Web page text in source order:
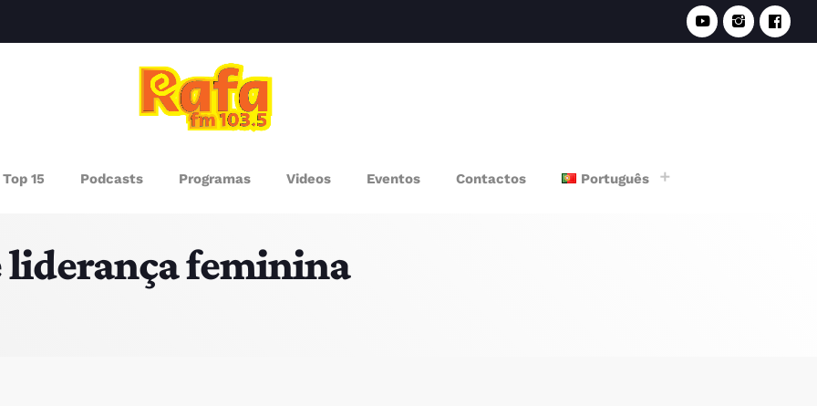
Top 15 Podcasts Programas Videos Eventos Contactos Português
SOMOS feminina